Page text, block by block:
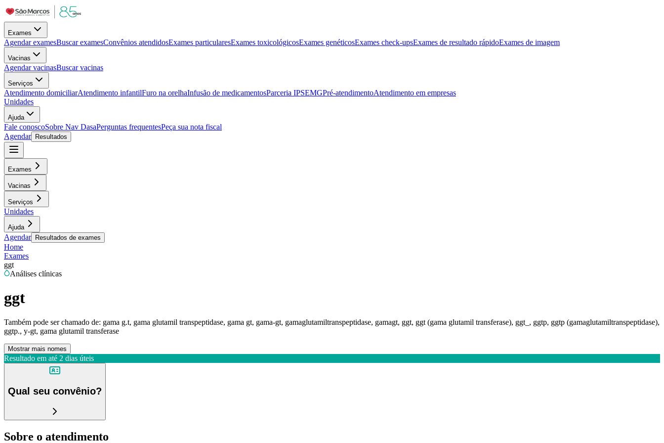
Exames
Agendar examesBuscar examesConvênios atendidosExames particularesExames toxicológicosExames genéticosExames check-upsExames de resultado rápidoExames de imagem
Vacinas
Agendar vacinasBuscar vacinas
Serviços
Atendimento domiciliarAtendimento infantilFuro na orelhaInfusão de medicamentosParceria IPSEMGPré-atendimentoAtendimento em empresas
Unidades
Ajuda
Fale conoscoSobre Nav DasaPerguntas frequentesPeça sua nota fiscal
Agendar
Resultados
Exames
Vacinas
Serviços
Unidades
Ajuda
Agendar Resultados de exames
Home
Exames
ggt
Análises clínicas
ggt
Também pode ser chamado de: gama g.t, gama glutamil transpeptidase, gama gt, gama-gt, gamaglutamiltranspeptidase, gamagt, ggt, ggt (gama glutamil transferase), ggt_, ggtp, ggtp (gamaglutamiltranspeptidase),
ggtp., y-gt, gama glutamil transferase
Mostrar mais nomes
Resultado em até 2 dias úteis
Qual seu convênio?
Sobre o atendimento